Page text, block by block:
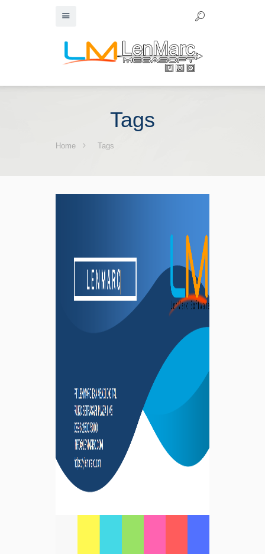
Tags
Home Tags